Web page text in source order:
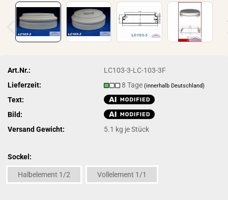
Art.Nr.:
LC103-3-LC-103-3F
Lieferzeit:
8 Tage(innerhalb Deutschland)
Text:
Bild:
Versand Gewicht:
5.1 kg je Stück
Sockel:
Halbelement 1/2 Vollelement 1/1